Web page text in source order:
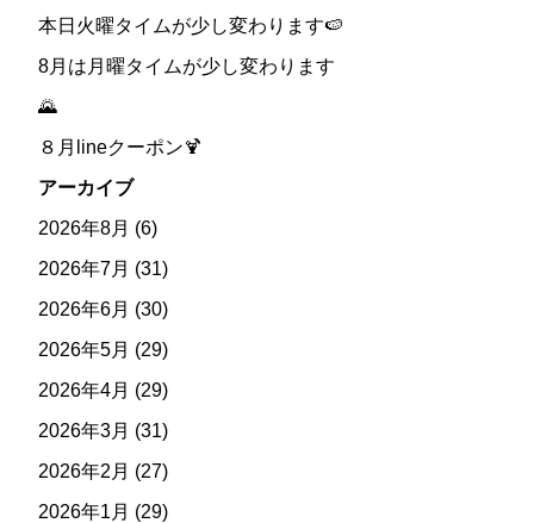
本日火曜タイムが少し変わります🍉
8月は月曜タイムが少し変わります
🌄
８月lineクーポン🍹
アーカイブ
2026年8月 (6)
2026年7月 (31)
2026年6月 (30)
2026年5月 (29)
2026年4月 (29)
2026年3月 (31)
2026年2月 (27)
2026年1月 (29)